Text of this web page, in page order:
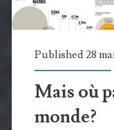
Published 28
Mais où
monde?